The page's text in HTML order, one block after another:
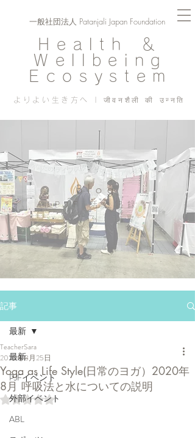
Health ＆
Wellbeing
Ecosystem
よりよい生き方へ | जीवनशैली की उन्नति
一般社団法人 Patanjali Japan Foundation
Blog
PJF ​活動記録
記事
最新
PJFイベント
外部イベント
ABL
最新
Yoga as Life Style(日常のヨガ）2020年
8月 呼吸法と水についての説明
TeacherSara
2020年8月25日
5つ星のうちNaNと評価されています。